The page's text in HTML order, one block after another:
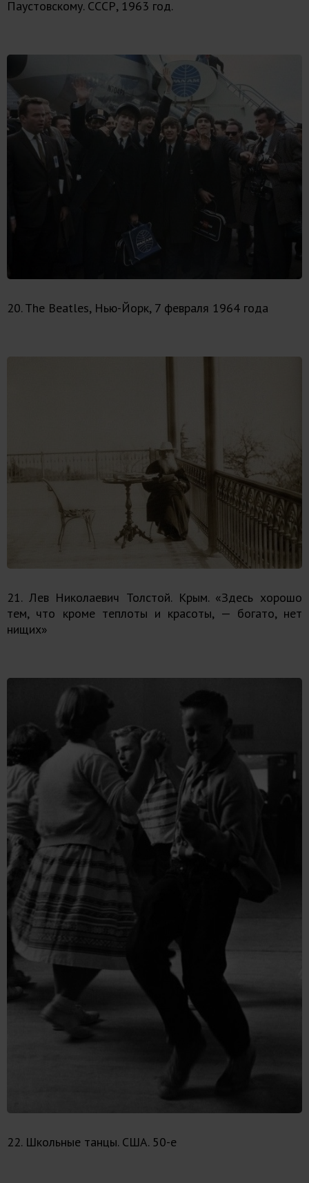
Паустовскому. СССР, 1963 год.
20. The Beatles, Нью-Йорк, 7 февраля 1964 года
21. Лев Николаевич Толстой. Крым. «Здесь хорошо
тем, что кроме теплоты и красоты, — богато, нет
нищих»
22. Школьные танцы. США. 50-е